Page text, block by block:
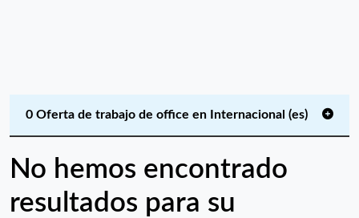
0 Oferta de trabajo de office en Internacional (es)
No hemos encontrado
resultados para su